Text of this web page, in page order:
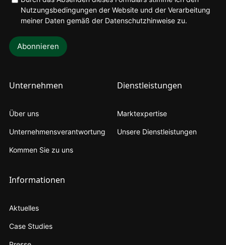
Nutzungsbedingungen der Website und der Verarbeitung
meiner Daten gemäß der Datenschutzhinweise zu.
Unternehmen
Über uns
Unternehmensverantwortung
Kommen Sie zu uns
Dienstleistungen
Marktexpertise
Unsere Dienstleistungen
Informationen
Aktuelles
Case Studies